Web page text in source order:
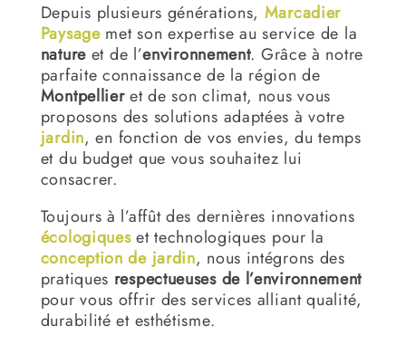
Depuis plusieurs générations, Marcadier
Paysage met son expertise au service de la
nature et de l’environnement. Grâce à notre
parfaite connaissance de la région de
Montpellieret de son climat, nous vous
proposons des solutions adaptées à votre
jardin, en fonction de vos envies, du temps
et du budget que vous souhaitez lui
consacrer.
Toujours à l’affût des dernières innovations
écologiques et technologiques pour la
conception de jardin, nous intégrons des
pratiques respectueuses de l’environnement
pour vous offrir des services alliant qualité,
durabilité et esthétisme.